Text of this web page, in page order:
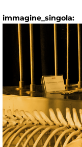
immagine_singola: